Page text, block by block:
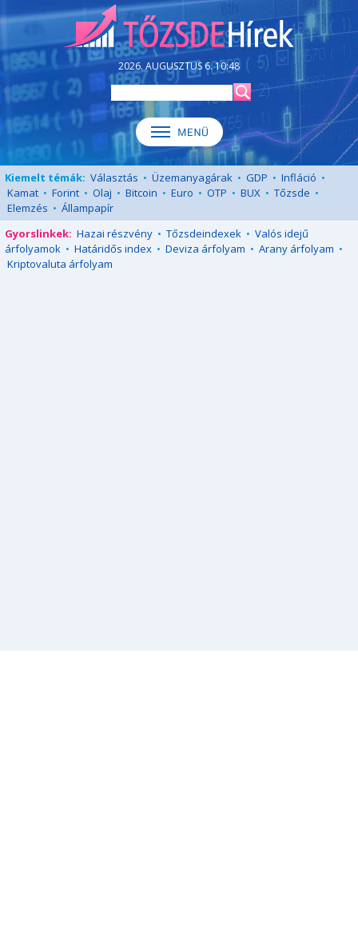
2026. AUGUSZTUS 6. 10:48
Kiemelt témák: Választás • Üzemanyagárak • GDP • Infláció •
Kamat • Forint • Olaj • Bitcoin • Euro • OTP • BUX • Tőzsde •
Elemzés • Állampapír
Gyorslinkek: Hazai részvény • Tőzsdeindexek • Valós idejű
árfolyamok • Határidős index • Deviza árfolyam • Arany árfolyam •
Kriptovaluta árfolyam